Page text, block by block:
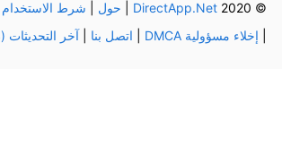
© 2020
DirectApp.Net حول شرط الاستخدام
إخلاء مسؤولية DMCA اتصل بنا |آخر التحديثات (RSS)